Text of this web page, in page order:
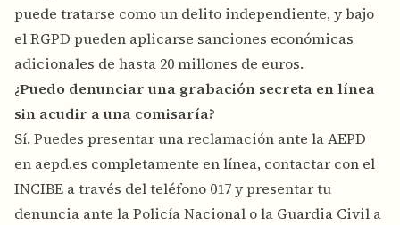
puede tratarse como un delito independiente, y bajo
el RGPD pueden aplicarse sanciones económicas
adicionales de hasta 20 millones de euros.
¿Puedo denunciar una grabación secreta en línea
sin acudir a una comisaría?
Sí. Puedes presentar una reclamación ante la AEPD
en aepd.es completamente en línea, contactar con el
INCIBE a través del teléfono 017 y presentar tu
denuncia ante la Policía Nacional o la Guardia Civil a